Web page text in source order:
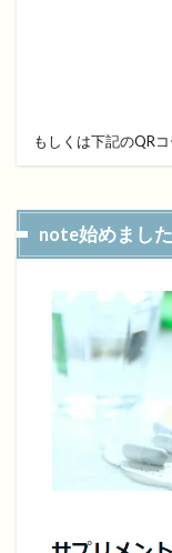
もしくは下記のQRコ
note始めました